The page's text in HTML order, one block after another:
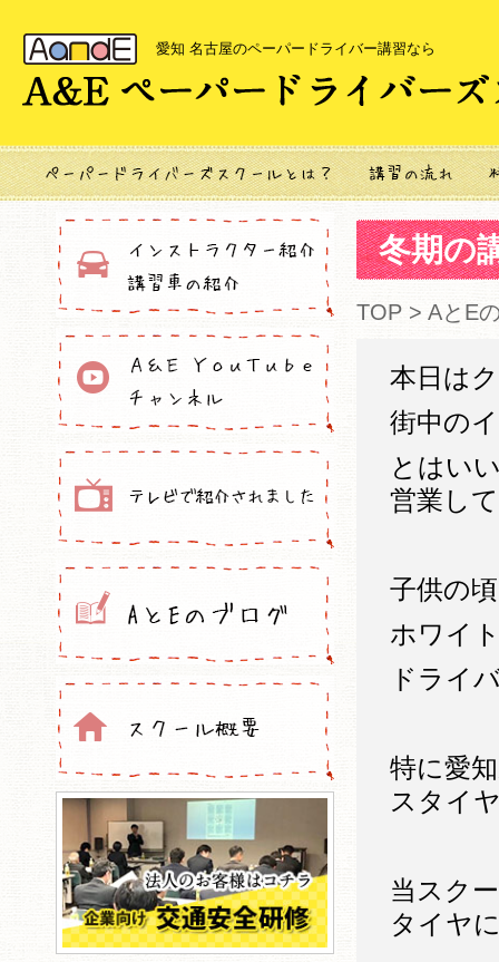
愛知 名古屋のペーパードライバー講習なら
冬期の
TOP > AとE
本日は
街中の
とはい
営業し
子供の
ホワイ
ドライ
特に愛
スタイ
当スク
タイヤ